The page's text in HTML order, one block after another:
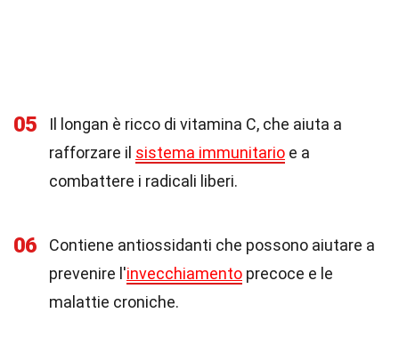
05
Il longan è ricco di vitamina C, che aiuta a
rafforzare il sistema immunitario e a
combattere i radicali liberi.
06
Contiene antiossidanti che possono aiutare a
prevenire l'invecchiamento precoce e le
malattie croniche.